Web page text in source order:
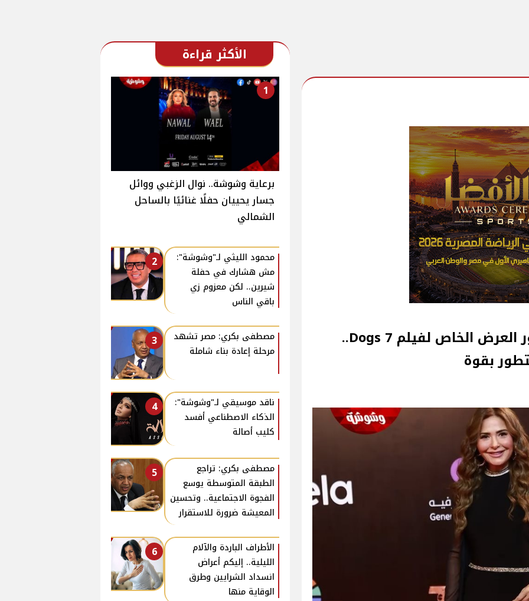
صابرين: سعيدة جدًا بحضور العرض الخاص لفيلم 7 Dogs..
بقوة
الأكثر قراءة
1
برعاية وشوشة.. نوال الزغبي ووائل
جسار يحييان حفلًا غنائيًا بالساحل
الشمالي
2
محمود الليثي لـ"وشوشة":
مش هشارك في حفلة
شيرين.. لكن معزوم زي
باقي الناس
3
مصطفى بكري: مصر تشهد
مرحلة إعادة بناء شاملة
4
ناقد موسيقي لـ"وشوشة":
الذكاء الاصطناعي أفسد
كليب أصالة
5
مصطفى بكري: تراجع
الطبقة المتوسطة يوسع
الفجوة الاجتماعية.. وتحسين
المعيشة ضرورة للاستقرار
6
الأطراف الباردة والآلام
الليلية.. إليكم أعراض
انسداد الشرايين وطرق
الوقاية منها